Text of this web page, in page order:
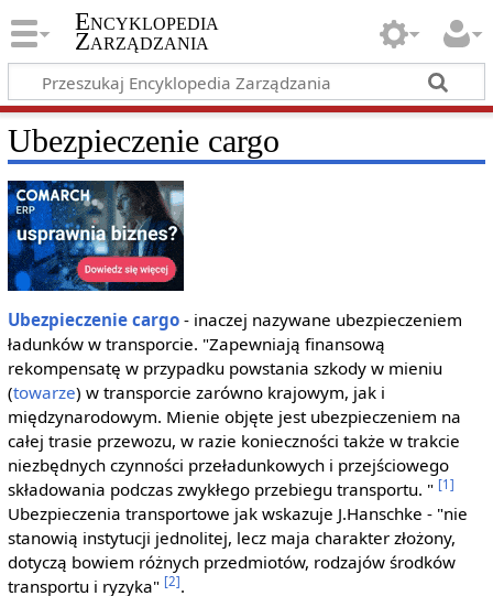
Encyklopedia
Zarządzania
Ubezpieczenie cargo
Ubezpieczenie cargo- inaczej nazywane ubezpieczeniem
ładunków w transporcie. "Zapewniają finansową
rekompensatę w przypadku powstania szkody w mieniu
(towarze) w transporcie zarówno krajowym, jak i
międzynarodowym. Mienie objęte jest ubezpieczeniem na
całej trasie przewozu, w razie konieczności także w trakcie
niezbędnych czynności przeładunkowych i przejściowego
składowania podczas zwykłego przebiegu transportu. " [1]
Ubezpieczenia transportowe jak wskazuje J.Hanschke - "nie
stanowią instytucji jednolitej, lecz maja charakter złożony,
dotyczą bowiem różnych przedmiotów, rodzajów środków
transportu i ryzyka" [2].